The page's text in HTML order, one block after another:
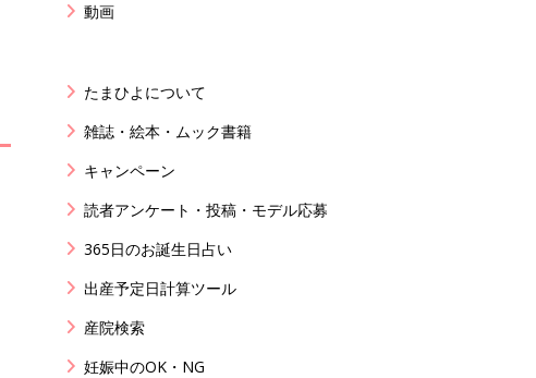
動画
たまひよについて
雑誌・絵本・ムック書籍
キャンペーン
読者アンケート・投稿・モデル応募
365日のお誕生日占い
出産予定日計算ツール
産院検索
妊娠中のOK・NG